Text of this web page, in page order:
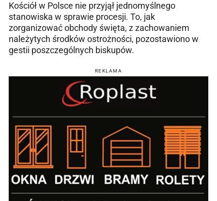
Kościół w Polsce nie przyjął jednomyślnego
stanowiska w sprawie procesji. To, jak
zorganizować obchody święta, z zachowaniem
należytych środków ostrożności, pozostawiono w
gestii poszczególnych biskupów.
REKLAMA